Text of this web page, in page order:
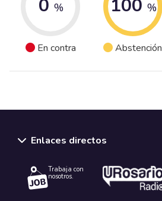
0 %
En contra
100 %
Abstención
Enlaces directos
Trabaja con
nosotros.